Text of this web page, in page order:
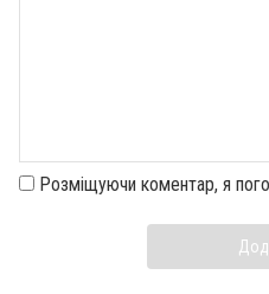
Розміщуючи коментар, я